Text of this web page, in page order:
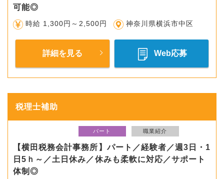
可能◎
時給 1,300円～2,500円 神奈川県横浜市中区
詳細を見る Web応募
税理士補助
パート 職業紹介
【横田税務会計事務所】パート／経験者／週3日・1
日5ｈ～／土日休み／休みも柔軟に対応／サポート
体制◎